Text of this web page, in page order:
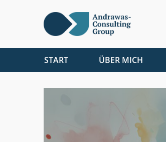
START ÜBER MICH